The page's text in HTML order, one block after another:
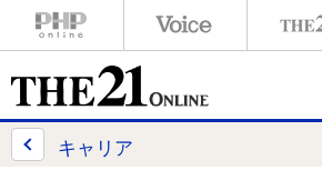
キャリア